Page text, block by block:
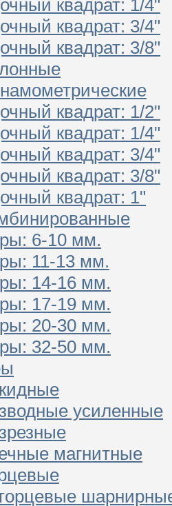
квадрат: 1/4"
квадрат: 3/4"
квадрат: 3/8"
квадрат: 1/2"
квадрат: 1/4"
квадрат: 3/4"
квадрат: 3/8"
квадрат: 1"
6-10 мм.
11-13 мм.
14-16 мм.
17-19 мм.
20-30 мм.
32-50 мм.
усиленные
магнитные